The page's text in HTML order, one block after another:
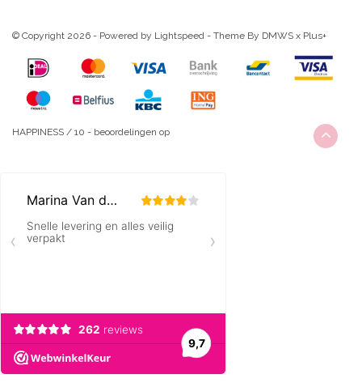
© Copyright 2026 - Powered by Lightspeed - Theme By DMWS x Plus+
HAPPINESS / 10 - beoordelingen op